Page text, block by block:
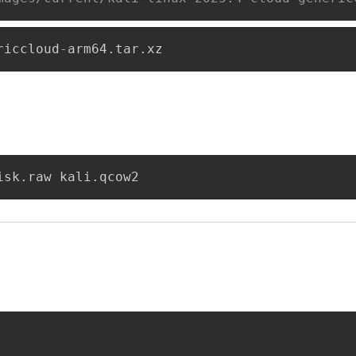
- arm64 . tar . xz
. raw kali . qcow2